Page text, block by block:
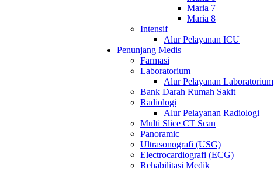
Maria 7
Maria 8
Intensif
Alur Pelayanan ICU
Penunjang Medis
Farmasi
Laboratorium
Alur Pelayanan Laboratorium
Bank Darah Rumah Sakit
Radiologi
Alur Pelayanan Radiologi
Multi Slice CT Scan
Panoramic
Ultrasonografi (USG)
Electrocardiografi (ECG)
Rehabilitasi Medik